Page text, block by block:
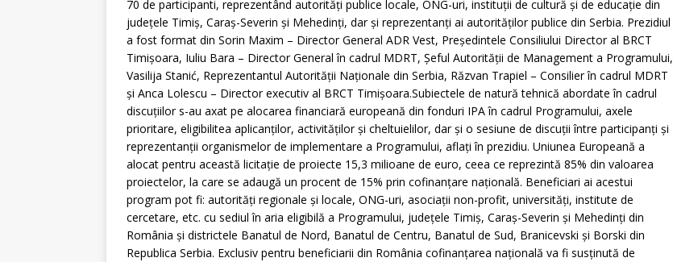
70 de participanti, reprezentând autorităţi publice locale, ONG-uri, instituţii de cultură şi de educaţie din
judeţele Timiş, Caraş-Severin şi Mehedinţi, dar şi reprezentanţi ai autorităţilor publice din Serbia. Prezidiul
a fost format din Sorin Maxim – Director General ADR Vest, Preşedintele Consiliului Director al BRCT
Timişoara, Iuliu Bara – Director General în cadrul MDRT, Şeful Autorităţii de Management a Programului,
Vasilija Stanić, Reprezentantul Autorităţii Naţionale din Serbia, Răzvan Trapiel – Consilier în cadrul MDRT
şi Anca Lolescu – Director executiv al BRCT Timişoara.Subiectele de natură tehnică abordate în cadrul
discuţiilor s-au axat pe alocarea financiară europeană din fonduri IPA în cadrul Programului, axele
prioritare, eligibilitea aplicanţilor, activităţilor şi cheltuielilor, dar şi o sesiune de discuţii între participanţi şi
reprezentanţii organismelor de implementare a Programului, aflaţi în prezidiu. Uniunea Europeană a
alocat pentru această licitaţie de proiecte 15,3 milioane de euro, ceea ce reprezintă 85% din valoarea
proiectelor, la care se adaugă un procent de 15% prin cofinanţare naţională. Beneficiari ai acestui
program pot fi: autorităţi regionale şi locale, ONG-uri, asociaţii non-profit, universităţi, institute de
cercetare, etc. cu sediul în aria eligibilă a Programului, judeţele Timiş, Caraş-Severin şi Mehedinţi din
România şi districtele Banatul de Nord, Banatul de Centru, Banatul de Sud, Branicevski şi Borski din
Republica Serbia. Exclusiv pentru beneficiarii din România cofinanţarea naţională va fi susţinută de